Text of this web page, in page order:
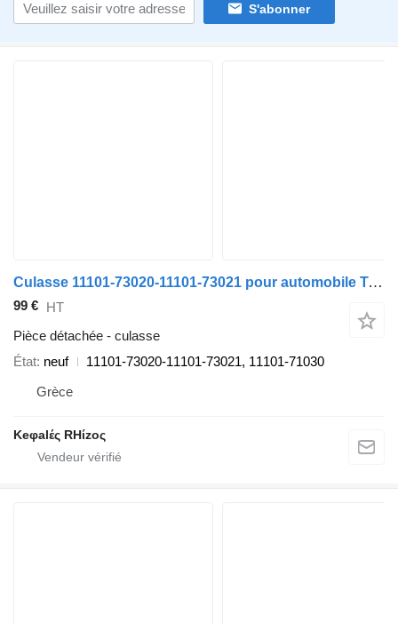
S'abonner
Culasse 11101-73020-11101-73021 pour automobile Toyota HIACE, HILUX, DYNA, LITEACE, 4RUNNER
99 € HT
Pièce détachée - culasse
État neuf
11101-73020-11101-73021, 11101-71030
Grèce
Keφalές RHίzoς